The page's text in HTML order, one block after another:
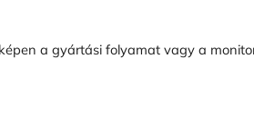
a gyártási folyamat vagy a